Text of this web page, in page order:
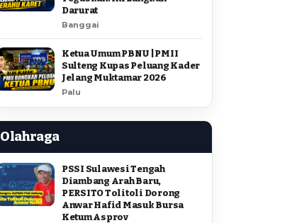
Darurat
Banggai
Ketua Umum PBNU | PMII
Sulteng Kupas Peluang Kader
Jelang Muktamar 2026
Palu
Olahraga
PSSI Sulawesi Tengah
Diambang Arah Baru,
PERSITO Tolitoli Dorong
Anwar Hafid Masuk Bursa
Ketum Asprov